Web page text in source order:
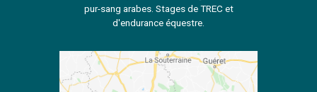
pur-sang arabes. Stages de TREC et
d'endurance équestre.